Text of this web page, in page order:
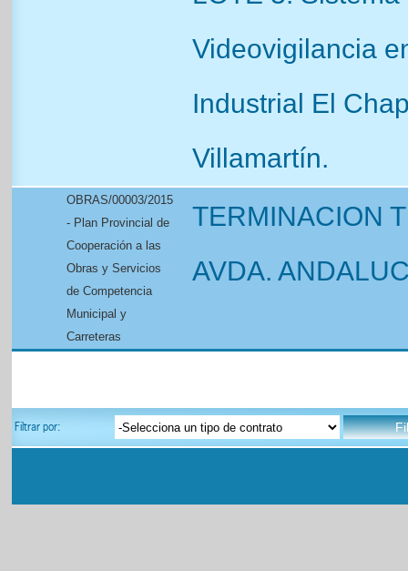
Videovigilancia
Industrial El
Villamartín.
OBRAS/00003/2015
- Plan Provincial de
Cooperación a las
Obras y Servicios
de Competencia
Municipal y
Carreteras
TERMINACION
AVDA.
Filtrar por: